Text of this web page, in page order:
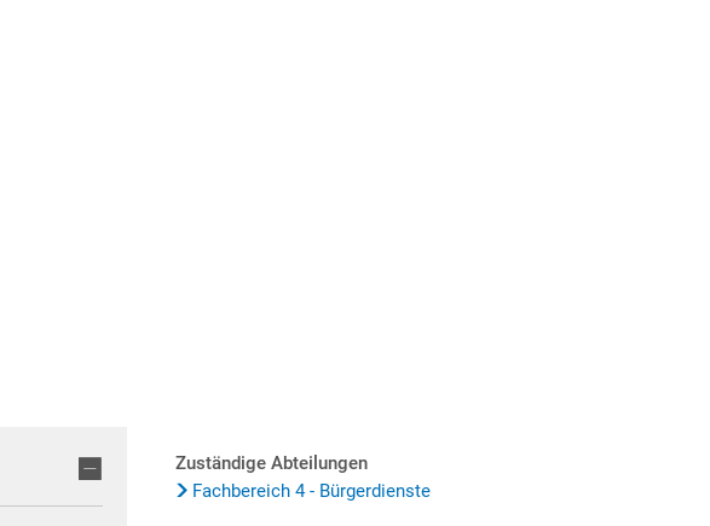
Zuständige Abteilungen
Fachbereich 4 - Bürgerdienste